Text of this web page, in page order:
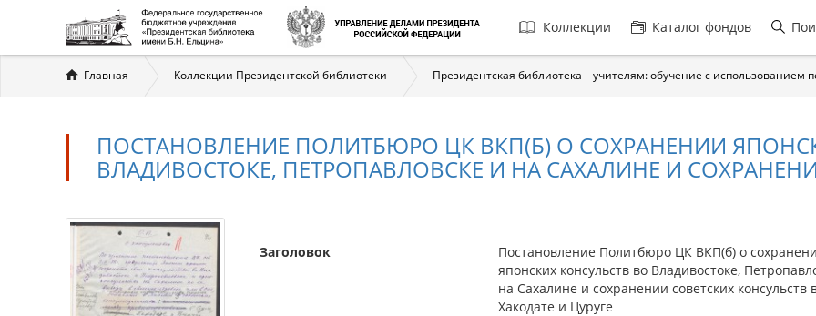
Главная
навигация
Коллекции Каталог фондов
Вы
здесь
Главная Коллекции Президентской библиотеки Президентская библиотека – учителям: обучение с использованием
ПОСТАНОВЛЕНИЕ ПОЛИТБЮРО ЦК ВКП(Б) О СОХРАНЕНИИ
ВЛАДИВОСТОКЕ, ПЕТРОПАВЛОВСКЕ И НА САХАЛИНЕ И
Заголовок
Постановление Политбюро ЦК ВКП(б) о
японских консульств во Владивостоке,
на Сахалине и сохранении советских консульств
Хакодате и Цуруге